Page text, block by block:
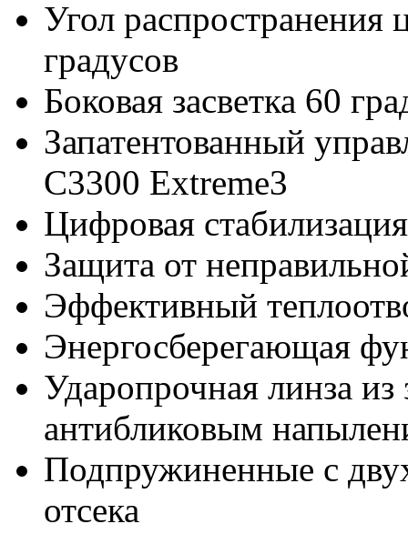
Угол распространения
градусов
Боковая засветка 60
Запатентованный
C3300 Extreme3
Цифровая
Защита от
Эффективный
Энергосберегающая
Ударопрочная линза из
антибликовым
Подпружиненные с
отсека